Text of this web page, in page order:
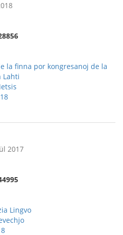
la finna por kongresanoj de la
Lahti
2017
Lingvo